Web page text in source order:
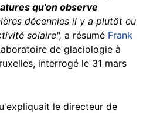
qu'on observe
décennies il y a plutôt eu
solaire", a résumé Frank
de glaciologie à
interrogé le 31 mars
le directeur de